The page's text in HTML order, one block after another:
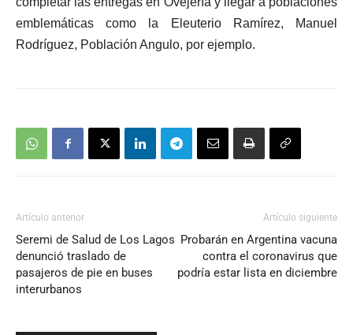
emblemáticas como la Eleuterio Ramírez, Manuel
Rodríguez, Población Angulo, por ejemplo.
Artículo anterior
Seremi de Salud de Los Lagos
denunció traslado de
pasajeros de pie en buses
interurbanos
Artículo siguiente
Probarán en Argentina vacuna
contra el coronavirus que
podría estar lista en diciembre